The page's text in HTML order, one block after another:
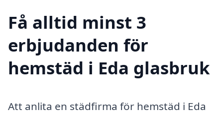
Få alltid minst 3
erbjudanden för
hemstäd i Eda glasbruk
Att anlita en städfirma för hemstäd i Eda